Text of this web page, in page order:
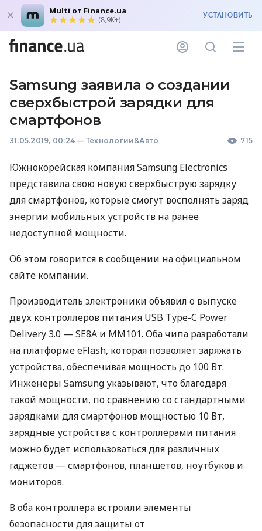
Multi от Finance.ua
(8,9K+) УСТАНОВИТЬ
Samsung заявила о создании
сверхбыстрой зарядки для
смартфонов
31.05.2019, 00:24 — Технологии&Авто 715
Южнокорейская компания Samsung Electronics
представила свою новую сверхбыструю зарядку
для смартфонов, которые смогут восполнять заряд
энергии мобильных устройств на ранее
недоступной мощности.
Об этом говорится в сообщении на официальном
сайте компании.
Производитель электроники объявил о выпуске
двух контроллеров питания USB Type-C Power
Delivery 3.0 — SE8A и MM101. Оба чипа разработали
на платформе eFlash, которая позволяет заряжать
устройства, обеспечивая мощность до 100 Вт.
Инженеры Samsung указывают, что благодаря
такой мощности, по сравнению со стандартными
зарядками для смартфонов мощностью 10 Вт,
зарядные устройства с контроллерами питания
можно будет использоваться для различных
гаджетов — смартфонов, планшетов, ноутбуков и
мониторов.
В оба контроллера встроили элементы
безопасности для защиты от